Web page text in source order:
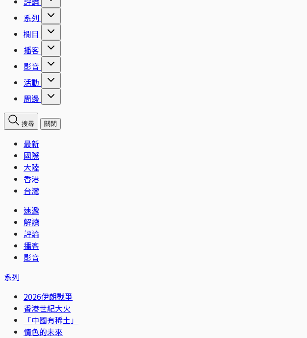
系列
欄目
播客
影音
活動
周邊
搜尋 關閉
最新
國際
大陸
香港
台灣
速遞
解讀
評論
播客
影音
系列
2026伊朗戰爭
香港世紀大火
「中國有稀土」
情色的未來